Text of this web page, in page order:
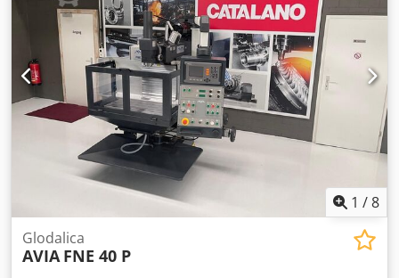
1 /8
Glodalica
AVIA FNE 40 P